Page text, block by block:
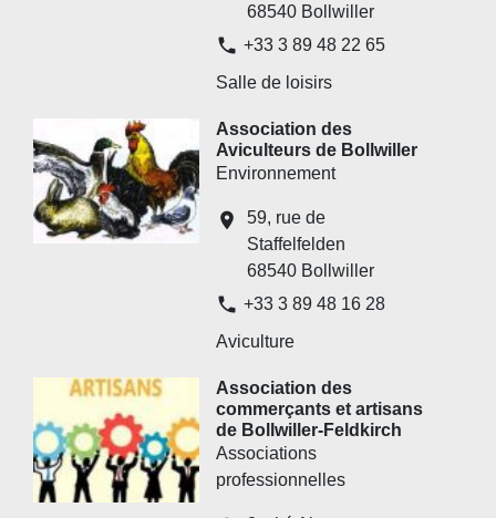
68540 Bollwiller
phone +33 3 89 48 22 65
Salle de loisirs
Association des
Aviculteurs de Bollwiller
Environnement
location_on
59, rue de
Staffelfelden
68540 Bollwiller
phone +33 3 89 48 16 28
Aviculture
Association des
commerçants et artisans
de Bollwiller-Feldkirch
Associations
professionnelles